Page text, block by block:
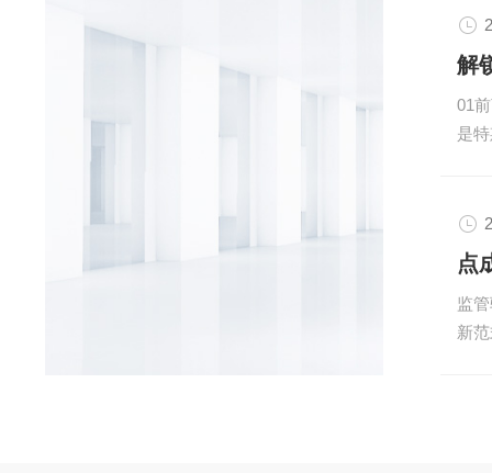
复
生
效
细
01
是
数
器
要
流
监
新